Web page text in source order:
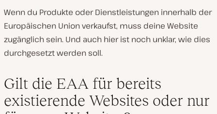
Wenn du Produkte oder Dienstleistungen innerhalb der
Europäischen Union verkaufst, muss deine Website
zugänglich sein. Und auch hier ist noch unklar, wie dies
durchgesetzt werden soll.
Gilt die EAA für bereits
existierende Websites oder nur